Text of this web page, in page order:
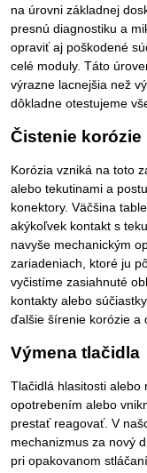
na úrovni základnej
presnú diagnostiku a
opraviť aj poškodené
celé moduly. Táto
výrazne lacnejšia než
dôkladne otestujeme
Čistenie korózie
Korózia vzniká na toto
alebo tekutinami a
konektory. Väčšina
akýkoľvek kontakt s
navyše mechanickým
zariadeniach, ktoré ju
vyčistíme zasiahnuté
kontakty alebo
ďalšie šírenie korózie a
Výmena tlačidla
Tlačidlá hlasitosti alebo
opotrebením alebo
prestať reagovať. V
mechanizmus za nový
pri opakovanom stláčaní.